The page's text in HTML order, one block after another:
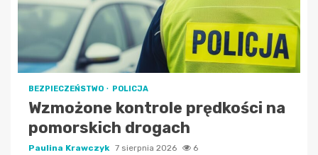
BEZPIECZEŃSTWO POLICJA
Wzmożone kontrole prędkości na
pomorskich drogach
Paulina Krawczyk 7 sierpnia 2026 6